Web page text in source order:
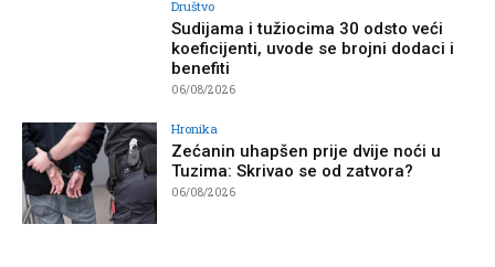
Društvo
Sudijama i tužiocima 30 odsto veći
koeficijenti, uvode se brojni dodaci i
benefiti
06/08/2026
Hronika
Zećanin uhapšen prije dvije noći u
Tuzima: Skrivao se od zatvora?
06/08/2026